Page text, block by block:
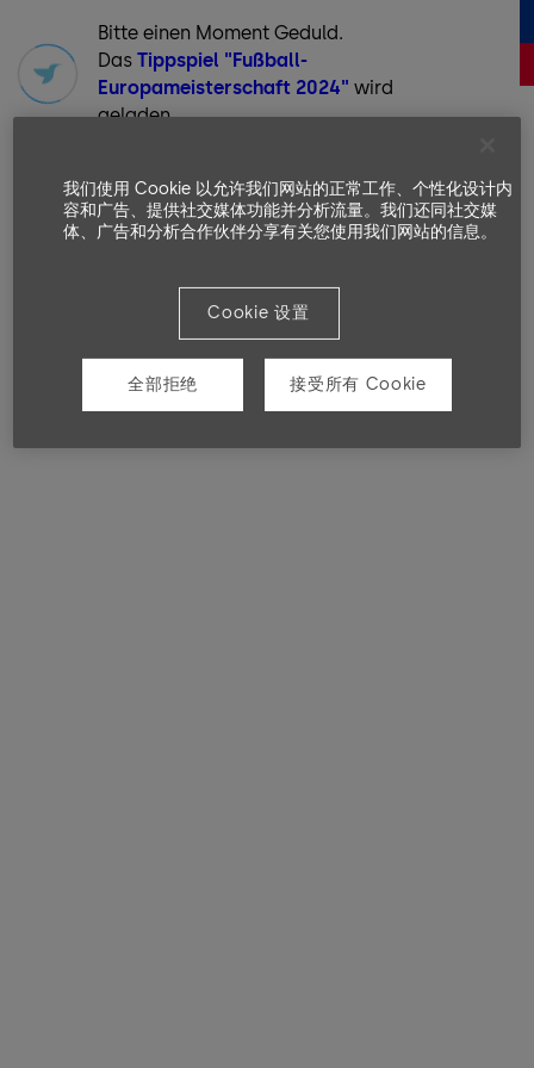
Bitte einen Moment Geduld.
Das Tippspiel "Fußball-
Europameisterschaft 2024" wird
geladen ...
我们使用 Cookie 以允许我们网站的正常工作、个性化设计内
容和广告、提供社交媒体功能并分析流量。我们还同社交媒
体、广告和分析合作伙伴分享有关您使用我们网站的信息。
Cookie 设置
全部拒绝 接受所有 Cookie